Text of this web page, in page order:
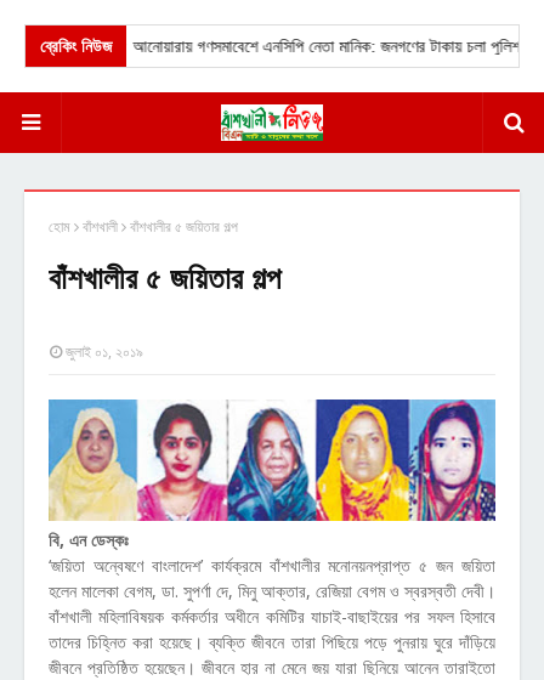
ব্রেকিং নিউজ
★আনোয়ারায় গণসমাবেশে এনসিপি নেতা মানিক: জনগণের টাকায় চলা পুলিশকে
হোম বাঁশখালী বাঁশখালীর ৫ জয়িতার গল্প
বাঁশখালীর ৫ জয়িতার গল্প
জুলাই ০১, ২০১৯
বি, এন ডেস্কঃ
‘জয়িতা অন্বেষণে বাংলাদেশ’ কার্যক্রমে বাঁশখালীর মনোনয়নপ্রাপ্ত ৫ জন জয়িতা
হলেন মালেকা বেগম, ডা. সুপর্ণা দে, মিনু আক্তার, রেজিয়া বেগম ও স্বরস্বতী দেবী।
বাঁশখালী মহিলাবিষয়ক কর্মকর্তার অধীনে কমিটির যাচাই-বাছাইয়ের পর সফল হিসাবে
তাদের চিহ্নিত করা হয়েছে। ব্যক্তি জীবনে তারা পিছিয়ে পড়ে পুনরায় ঘুরে দাঁড়িয়ে
জীবনে প্রতিষ্ঠিত হয়েছেন। জীবনে হার না মেনে জয় যারা ছিনিয়ে আনেন তারাইতো